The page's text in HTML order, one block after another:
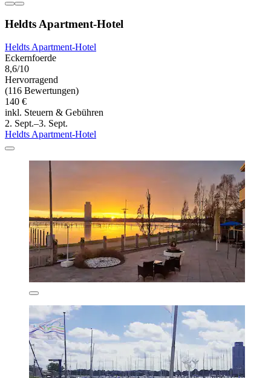
Heldts Apartment-Hotel
Heldts Apartment-Hotel
Eckernfoerde
8,6/10
Hervorragend
(116 Bewertungen)
140 €
inkl. Steuern & Gebühren
2. Sept.–3. Sept.
Heldts Apartment-Hotel